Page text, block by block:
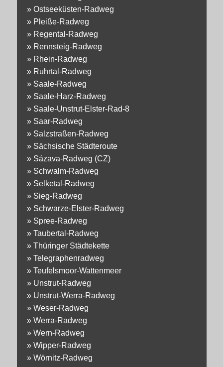
» Ostseeküsten-Radweg
» Pleiße-Radweg
» Regental-Radweg
» Rennsteig-Radweg
» Rhein-Radweg
» Ruhrtal-Radweg
» Saale-Radweg
» Saale-Harz-Radweg
» Saale-Unstrut-Elster-Rad-8
» Saar-Radweg
» Salzstraßen-Radweg
» Sächsische Städteroute
» Sázava-Radweg (CZ)
» Schwalm-Radweg
» Selketal-Radweg
» Sieg-Radweg
» Schwarze-Elster-Radweg
» Spree-Radweg
» Taubertal-Radweg
» Thüringer Städtekette
» Telegraphenradweg
» Teufelsmoor-Wattenmeer
» Unstrut-Radweg
» Unstrut-Werra-Radweg
» Weser-Radweg
» Werra-Radweg
» Wern-Radweg
» Wipper-Radweg
» Wörnitz-Radweg